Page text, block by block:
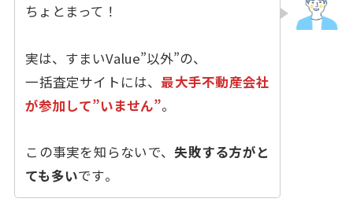
ちょとまって！
実は、すまいValue”以外”の、
一括査定サイトには、 最大手不動産会社
が参加して”いません”。
この事実を知らないで、 失敗する方がと
ても多いです。